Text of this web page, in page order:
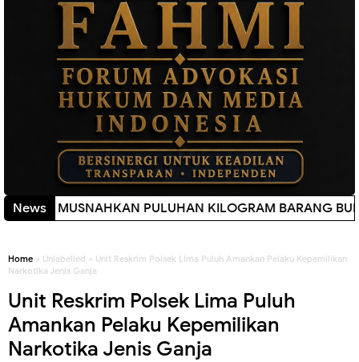
News PULUHAN KILOGRAM BARANG BUKTI New!
Home » Unlabelled » Unit Reskrim Polsek Lima Puluh Amankan Pelaku Kepemilikan
Narkotika Jenis Ganja
Unit Reskrim Polsek Lima Puluh
Amankan Pelaku Kepemilikan
Narkotika Jenis Ganja